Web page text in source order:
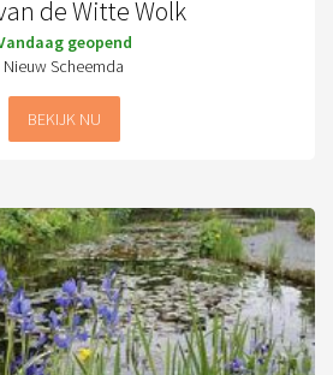
de Witte Wolk
geopend
Nieuw Scheemda
BEKIJK NU